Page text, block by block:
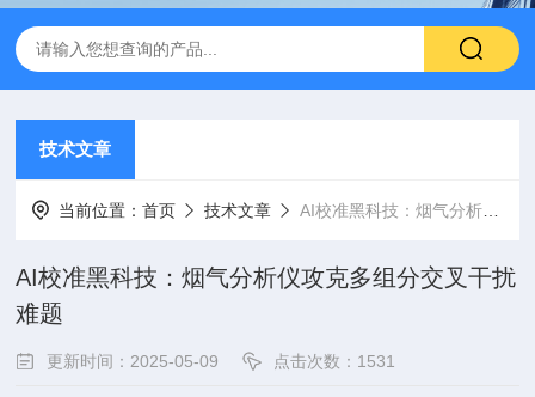
技术文章
当前位置：首页 技术文章 AI校准黑科技：烟气分析仪攻克多组分交叉干扰难题
AI校准黑科技：烟气分析仪攻克多组分交叉干扰
难题
更新时间：2025-05-09 点击次数：1531